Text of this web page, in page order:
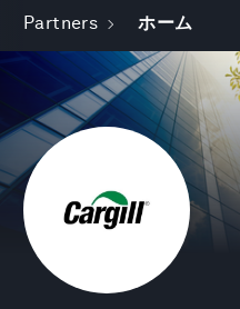
Partners ホーム